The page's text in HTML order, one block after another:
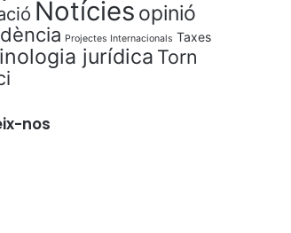
Notícies opinió
Projectes Internacionals Taxes
jurídica Torn
nos